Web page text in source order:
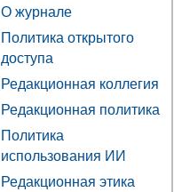
О журнале
Политика открытого
доступа
Редакционная коллегия
Редакционная политика
Политика
использования ИИ
Редакционная этика